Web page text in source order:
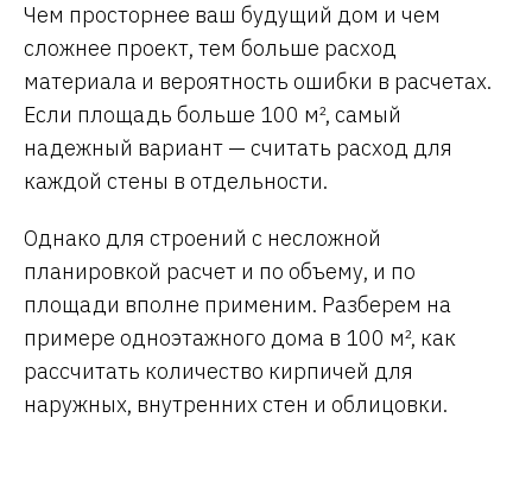
Чем просторнее ваш будущий дом и чем
сложнее проект, тем больше расход
материала и вероятность ошибки в расчетах.
Если площадь больше 100 м², самый
надежный вариант — считать расход для
каждой стены в отдельности.
Однако для строений с несложной
планировкой расчет и по объему, и по
площади вполне применим. Разберем на
примере одноэтажного дома в 100 м², как
рассчитать количество кирпичей для
наружных, внутренних стен и облицовки.